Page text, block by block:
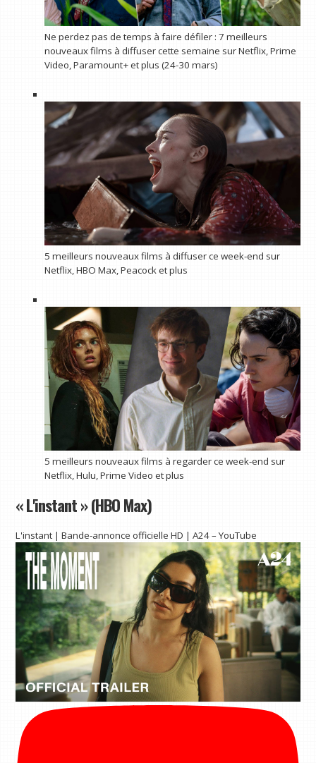
Ne perdez pas de temps à faire défiler : 7 meilleurs
nouveaux films à diffuser cette semaine sur Netflix, Prime
Video, Paramount+ et plus (24-30 mars)
5 meilleurs nouveaux films à diffuser ce week-end sur
Netflix, HBO Max, Peacock et plus
5 meilleurs nouveaux films à regarder ce week-end sur
Netflix, Hulu, Prime Video et plus
« L'instant » (HBO Max)
L'instant | Bande-annonce officielle HD | A24 – YouTube